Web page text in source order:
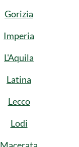
Gorizia
Imperia
L'Aquila
Latina
Lecco
Lodi